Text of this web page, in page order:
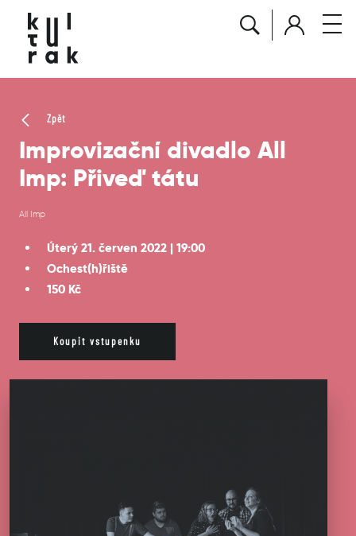
Zpět
Improvizační divadlo All
Imp: Přiveď tátu
All Imp
Úterý 21. červen 2022 | 19:00
Ochest(h)řiště
150 Kč
Koupit vstupenku